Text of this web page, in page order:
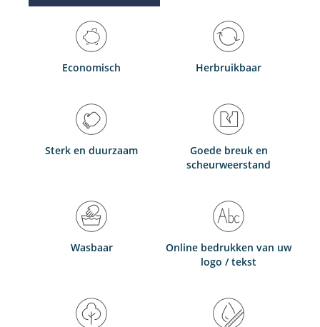
Economisch Herbruikbaar
Sterk en duurzaam
Goede breuk en
scheurweerstand
Wasbaar
Online bedrukken van uw
logo / tekst